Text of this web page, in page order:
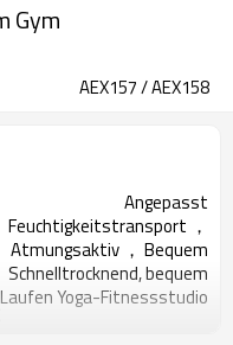
Gym
AEX157 / AEX158
Angepasst
Feuchtigkeitstransport ，
Atmungsaktiv ， Bequem
Schnelltrocknend, bequem
Laufen Yoga-Fitnessstudio
oder kundenspezifisch